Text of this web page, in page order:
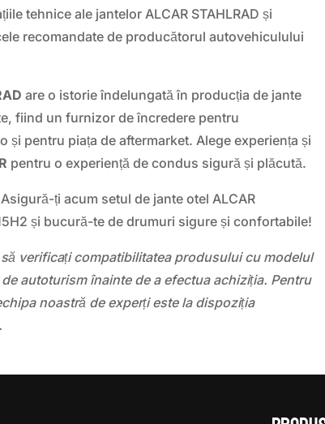
tehnice ale jantelor ALCAR STAHLRAD și
recomandate de producătorul autovehiculului
are o istorie îndelungată în producția de jante
fiind un furnizor de încredere pentru
și pentru piața de aftermarket. Alege experiența și
pentru o experiență de condus sigură și plăcută.
ți acum setul de jante otel ALCAR
și bucură-te de drumuri sigure și confortabile!
verificați compatibilitatea produsului cu modelul
autoturism înainte de a efectua achiziția. Pentru
noastră de experți este la dispoziția